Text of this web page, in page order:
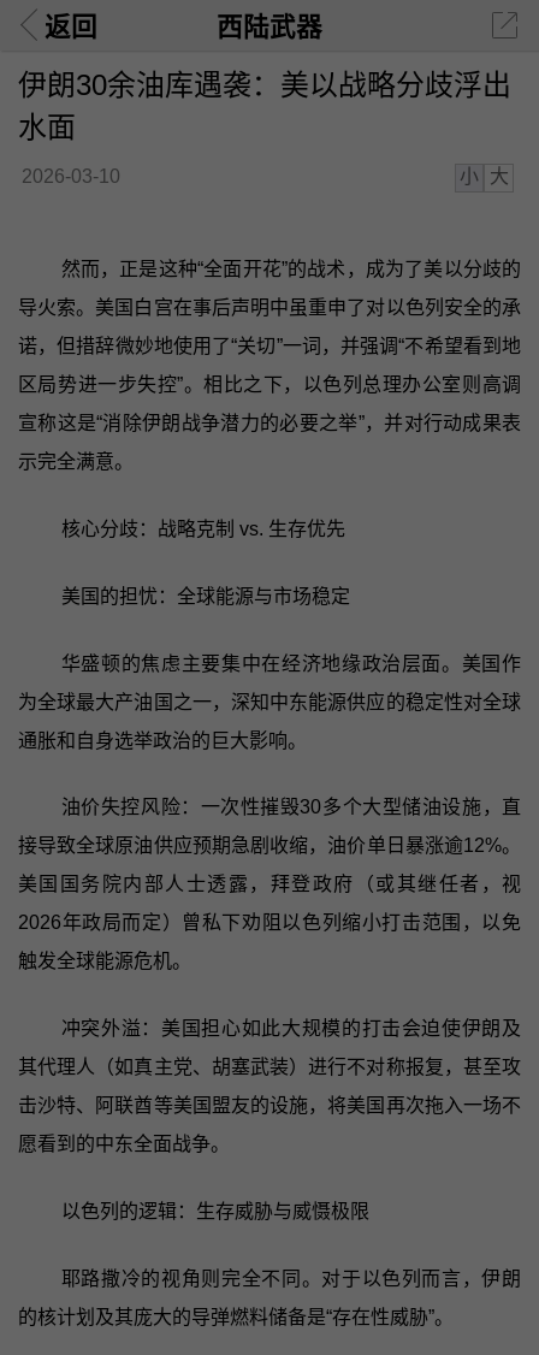
返回 西陆武器
伊朗30余油库遇袭：美以战略分歧浮出
水面
2026-03-10 小 大
然而，正是这种“全面开花”的战术，成为了美以分歧的
导火索。美国白宫在事后声明中虽重申了对以色列安全的承
诺，但措辞微妙地使用了“关切”一词，并强调“不希望看到地
区局势进一步失控”。相比之下，以色列总理办公室则高调
宣称这是“消除伊朗战争潜力的必要之举”，并对行动成果表
示完全满意。
核心分歧：战略克制 vs. 生存优先
美国的担忧：全球能源与市场稳定
华盛顿的焦虑主要集中在经济地缘政治层面。美国作
为全球最大产油国之一，深知中东能源供应的稳定性对全球
通胀和自身选举政治的巨大影响。
油价失控风险：一次性摧毁30多个大型储油设施，直
接导致全球原油供应预期急剧收缩，油价单日暴涨逾12%。
美国国务院内部人士透露，拜登政府（或其继任者，视
2026年政局而定）曾私下劝阻以色列缩小打击范围，以免
触发全球能源危机。
冲突外溢：美国担心如此大规模的打击会迫使伊朗及
其代理人（如真主党、胡塞武装）进行不对称报复，甚至攻
击沙特、阿联酋等美国盟友的设施，将美国再次拖入一场不
愿看到的中东全面战争。
以色列的逻辑：生存威胁与威慑极限
耶路撒冷的视角则完全不同。对于以色列而言，伊朗
的核计划及其庞大的导弹燃料储备是“存在性威胁”。